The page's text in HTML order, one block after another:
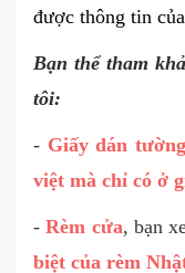
được thông tin
Bạn thể tham
tôi:
- Giấy dán tường
việt mà chỉ có ở
-Rèm cửa, bạn
biệt của rèm